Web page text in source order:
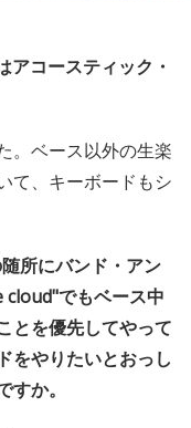
コースティック・
。ベース以外の生楽
て、キーボードもシ
所にバンド・アン
でもベース中
とを優先してやって
をやりたいとおっし
か。